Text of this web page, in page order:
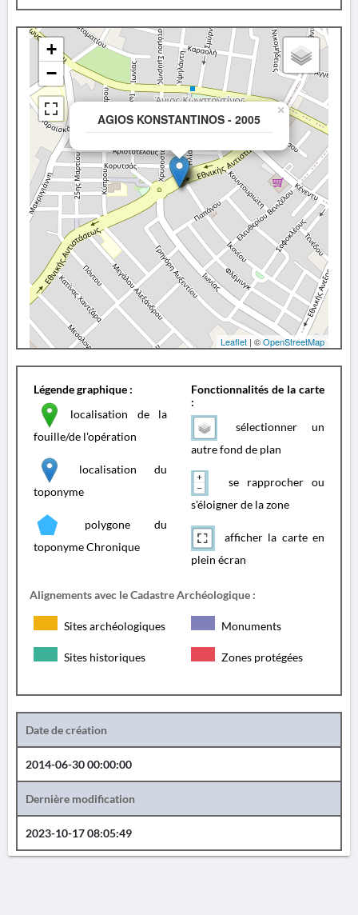
AGIOS KONSTANTINOS - 2005
×
+
−
Leaflet | ©OpenStreetMap
Légende graphique :
localisation de la
fouille/de l'opération
localisation du
toponyme
polygone du
toponyme Chronique
Fonctionnalités de la carte
:
sélectionner un
autre fond de plan
se rapprocher ou
s'éloigner de la zone
afficher la carte en
plein écran
Alignements avec le Cadastre Archéologique :
Sites archéologiques Monuments
Sites historiques Zones protégées
Date de création
2014-06-30 00:00:00
Dernière modification
2023-10-17 08:05:49